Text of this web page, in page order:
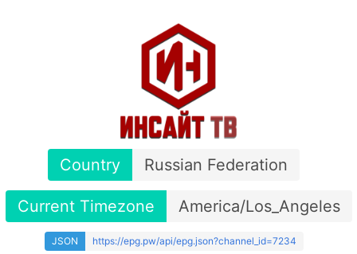
Country Russian Federation
Current Timezone America/Los_Angeles
JSON https://epg.pw/api/epg.json?channel_id=7234